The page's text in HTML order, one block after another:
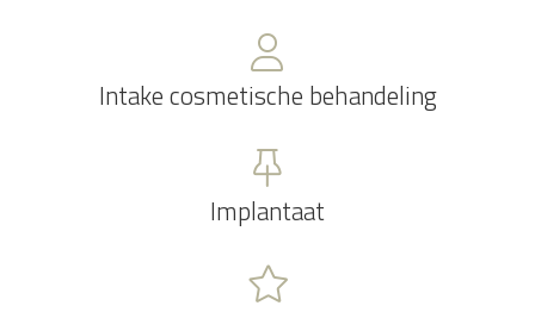
Intake cosmetische behandeling
Implantaat